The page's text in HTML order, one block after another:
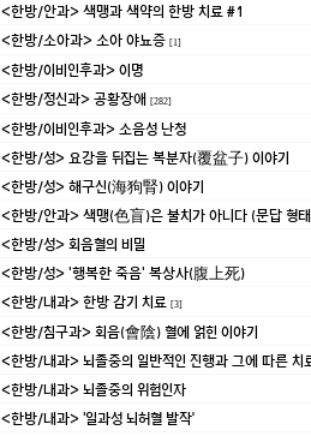
<한방/안과> 색맹과 색약의 한방 치료 #1
<한방/소아과> 소아 야뇨증 [1]
<한방/이비인후과> 이명
<한방/정신과> 공황장애 [282]
<한방/이비인후과> 소음성 난청
<한방/성> 요강을 뒤집는 복분자(覆盆子) 이야기
<한방/성> 해구신(海狗腎) 이야기
<한방/안과> 색맹(色盲)은 불치가 아니다 (문답 형
<한방/성> 회음혈의 비밀
<한방/성> '행복한 죽음' 복상사(腹上死)
<한방/내과> 한방 감기 치료 [3]
<한방/침구과> 회음(會陰) 혈에 얽힌 이야기
<한방/내과> 뇌졸중의 일반적인 진행과 그에 따른 치
<한방/내과> 뇌졸중의 위험인자
<한방/내과> ‘일과성 뇌허혈 발작’